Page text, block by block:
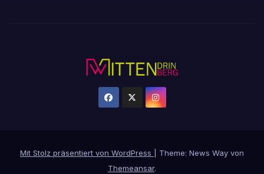
Mit Stolz präsentiert von WordPress
Theme: News Way von
Themeansar.